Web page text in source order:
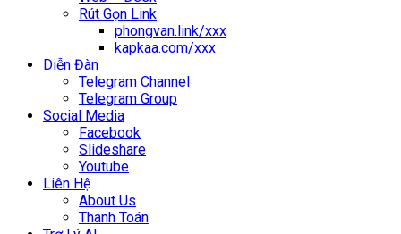
Rút Gọn Link
phongvan.link/xxx
kapkaa.com/xxx
Diễn Đàn
Telegram Channel
Telegram Group
Social Media
Facebook
Slideshare
Youtube
Liên Hệ
About Us
Thanh Toán